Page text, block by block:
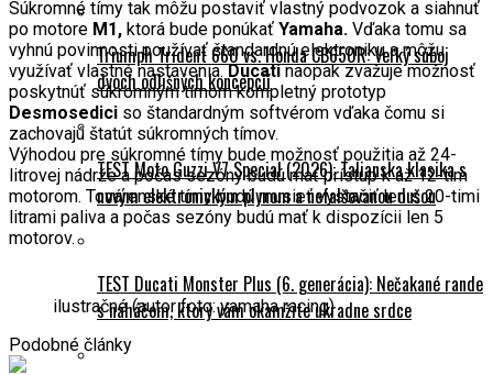
Triumph Trident 660 vs. Honda CB650R: Veľký súboj
dvoch odlišných koncepcií
TEST Moto Guzzi V7 Special (2026): Talianska klasika s
novým elektronickým plynom a nefalšovanou dušou
TEST Ducati Monster Plus (6. generácia): Nečakané rande
s naháčom, ktorý vám okamžite ukradne srdce
Súkromné tímy tak môžu postaviť vlastný podvozok a siahnuť
po motore M1, ktorá bude ponúkať Yamaha. Vďaka tomu sa
vyhnú povinnosti používať štandardnú elektroniku a môžu
využívať vlastné nastavenia.Ducatinaopak zvažuje možnosť
poskytnúť súkromným tímom kompletný prototyp
Desmosedici so štandardným softvérom vďaka čomu si
zachovajú štatút súkromných tímov.
Výhodou pre súkromné tímy bude možnosť použitia až 24-
litrovej nádrže a počas sezóny budú mať prístup k až 12-tim
motorom. Továrenské tímy budú musieť vystačiť len s 20-timi
litrami paliva a počas sezóny budú mať k dispozícii len 5
motorov.
ilustračné (autor foto: yamaha racing)
Podobné články